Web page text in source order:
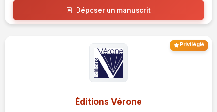
Déposer un manuscrit
Privilégié
Éditions Vérone